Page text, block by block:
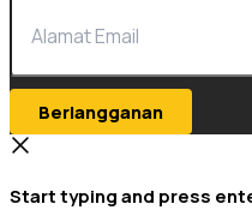
Berlangganan
Start typing and press